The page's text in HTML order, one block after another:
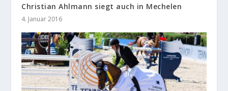
Christian Ahlmann siegt auch in Mechelen
4. Januar 2016